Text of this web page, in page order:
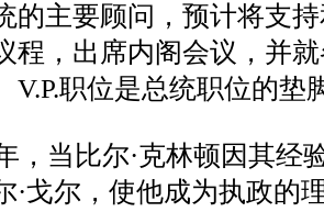
的主要顾问，预计将支
程，出席内阁会议，并
V.P.职位是总统职位的垫
，当比尔·克林顿因其经
·戈尔，使他成为执政的